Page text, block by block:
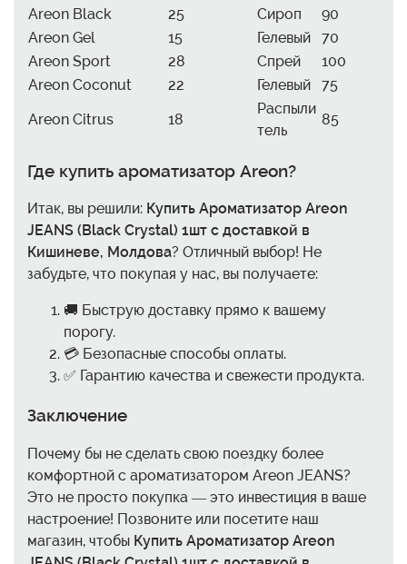
Areon Black
25 Сироп
90
Areon Gel
15 Гелевый
70
Areon Sport
28 Спрей
100
Areon Coconut
22 Гелевый
75
Areon Citrus
18
Распыли
тель
85
Где купить ароматизатор Areon?
Итак, вы решили: Купить Ароматизатор Areon
JEANS (Black Crystal) 1шт с доставкой в
Кишиневе, Молдова? Отличный выбор! Не
забудьте, что покупая у нас, вы получаете:
🚚 Быструю доставку прямо к вашему
порогу.
💳 Безопасные способы оплаты.
✅ Гарантию качества и свежести продукта.
Заключение
Почему бы не сделать свою поездку более
комфортной с ароматизатором Areon JEANS?
Это не просто покупка — это инвестиция в ваше
настроение! Позвоните или посетите наш
магазин, чтобы Купить Ароматизатор Areon